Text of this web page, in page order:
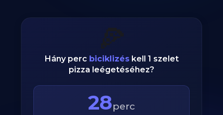
🍕
Hány perc biciklizéskell 1 szelet
pizza leégetéséhez?
28perc